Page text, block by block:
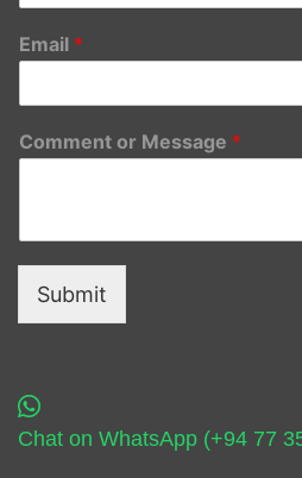
Email *
Comment or Message *
Submit
Chat on WhatsApp (+94 77